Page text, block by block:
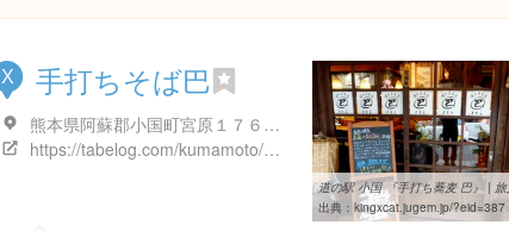
X 手打ちそば巴
熊本県阿蘇郡小国町宮原１７６０-３
https://tabelog.com/kumamoto/A4302/A430203/43000448/
出典： kingxcat.jugem.jp/?eid=387